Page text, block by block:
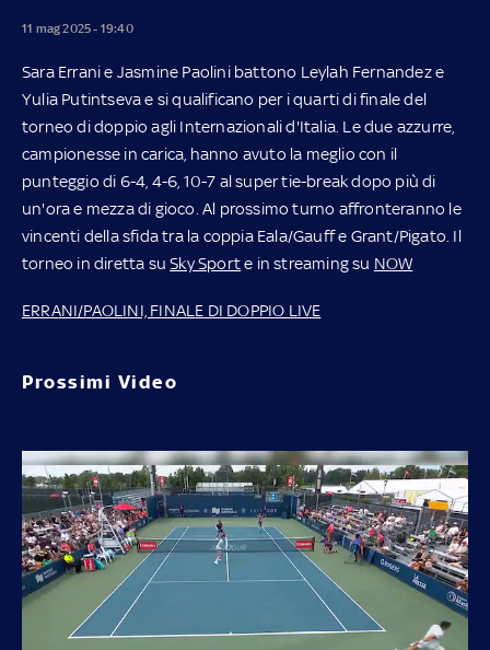
11 mag 2025 - 19:40
Sara Errani e Jasmine Paolini battono Leylah Fernandez e
Yulia Putintseva e si qualificano per i quarti di finale del
torneo di doppio agli Internazionali d'Italia. Le due azzurre,
campionesse in carica, hanno avuto la meglio con il
punteggio di 6-4, 4-6, 10-7 al super tie-break dopo più di
un'ora e mezza di gioco. Al prossimo turno affronteranno le
vincenti della sfida tra la coppia Eala/Gauff e Grant/Pigato. Il
torneo in diretta suSky Sporte in streaming su NOW
ERRANI/PAOLINI, FINALE DI DOPPIO LIVE
Prossimi Video